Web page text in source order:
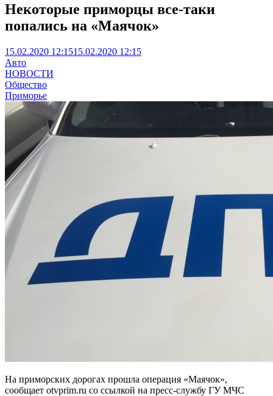
Некоторые приморцы все-таки
попались на «Маячок»
15.02.2020 12:1515.02.2020 12:15
Авто
НОВОСТИ
Общество
Приморье
На приморских дорогах прошла операция «Маячок»,
сообщает otvprim.ru со ссылкой на пресс-службу ГУ МЧС